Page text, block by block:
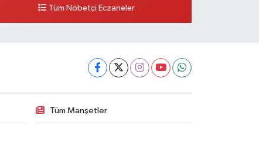
Tüm Nöbetçi Eczaneler
Tüm Manşetler